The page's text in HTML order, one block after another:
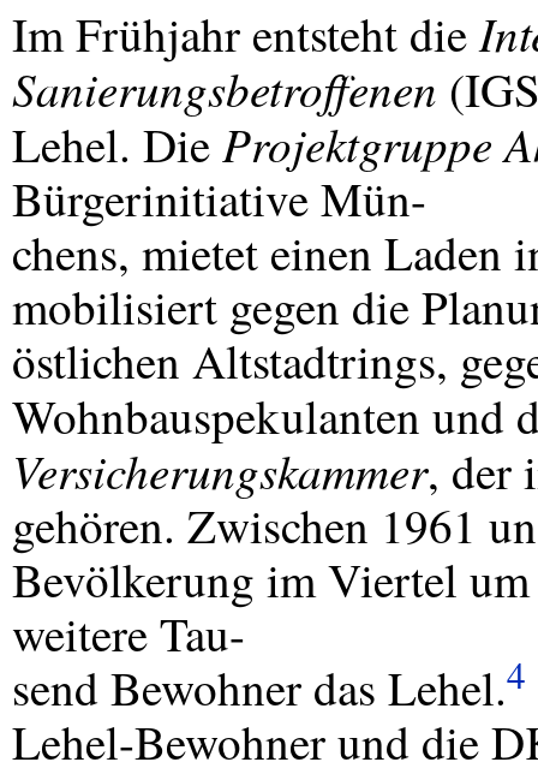
Im Frühjahr entsteht die
Sanierungsbetroffenen (
Lehel. DieProjektgruppe
Bürgerinitiative Mün-
chens, mietet einen Laden
mobilisiert gegen die
östlichen Altstadtrings,
Wohnbauspekulanten und
Versicherungskammer, der
gehören. Zwischen 1961
Bevölkerung im Viertel
weitere Tau-
send Bewohner das Lehel.4
Lehel-Bewohner und die